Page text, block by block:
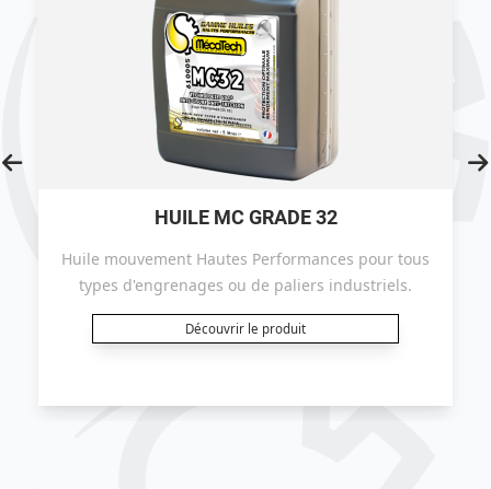
HUILE MC GRADE 32
Huile mouvement Hautes Performances pour tous
types d'engrenages ou de paliers industriels.
Découvrir le produit